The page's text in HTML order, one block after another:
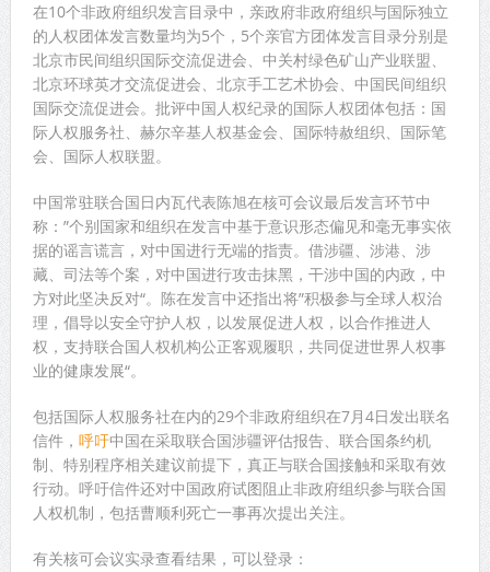
在10个非政府组织发言目录中，亲政府非政府组织与国际独立
的人权团体发言数量均为5个，5个亲官方团体发言目录分别是
北京市民间组织国际交流促进会、中关村绿色矿山产业联盟、
北京环球英才交流促进会、北京手工艺术协会、中国民间组织
国际交流促进会。批评中国人权纪录的国际人权团体包括：国
际人权服务社、赫尔辛基人权基金会、国际特赦组织、国际笔
会、国际人权联盟。
中国常驻联合国日内瓦代表陈旭在核可会议最后发言环节中
称：”个别国家和组织在发言中基于意识形态偏见和毫无事实依
据的谣言谎言，对中国进行无端的指责。借涉疆、涉港、涉
藏、司法等个案，对中国进行攻击抹黑，干涉中国的内政，中
方对此坚决反对“。陈在发言中还指出将”积极参与全球人权治
理，倡导以安全守护人权，以发展促进人权，以合作推进人
权，支持联合国人权机构公正客观履职，共同促进世界人权事
业的健康发展“。
包括国际人权服务社在内的29个非政府组织在7月4日发出联名
信件， 呼吁中国在采取联合国涉疆评估报告、联合国条约机
制、特别程序相关建议前提下，真正与联合国接触和采取有效
行动。呼吁信件还对中国政府试图阻止非政府组织参与联合国
人权机制，包括曹顺利死亡一事再次提出关注。
有关核可会议实录查看结果，可以登录：